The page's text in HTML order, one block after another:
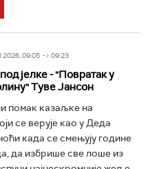
09:05 -> 09:23
јелке - "Повратак у
Туве Јансон
помак казаљке на
се верује као у Деда
када се смењују године
да избрише све лоше из